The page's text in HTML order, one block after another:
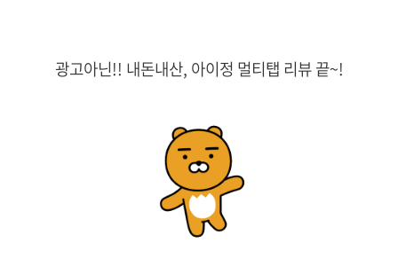
광고아닌!! 내돈내산, 아이정 멀티탭 리뷰 끝~!